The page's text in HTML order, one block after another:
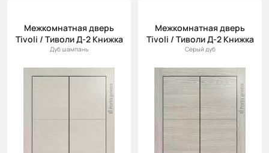
Межкомнатная дверь
Tivoli / Тиволи Д-2 Книжка
Дуб шампань
Межкомнатная дверь
Tivoli / Тиволи Д-2 Книжка
Серый дуб